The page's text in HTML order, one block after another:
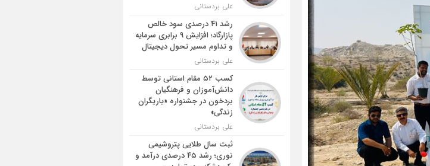
علی بردستانی
رشد ۴۱ درصدی سود خالص
پازارگاد؛ افزایش ۹ برابری سرمایه
و تداوم مسیر تحول دیجیتال
علی بردستانی
کسب ۵۲ مقام استانی توسط
دانش‌آموزان و فرهنگیان
بردخون در جشنواره «یاریگران
زندگی»
علی بردستانی
ثبت سال طلایی پتروشیمی
نوری؛ رشد ۴۵ درصدی درآمد و